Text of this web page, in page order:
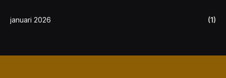
januari 2026 (1)